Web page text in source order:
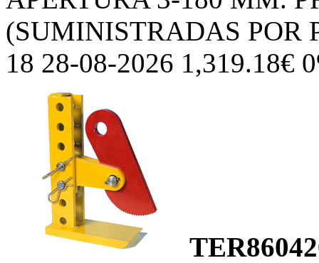
(SUMINISTRADAS POR
18 28-08-2026 1,319.18€